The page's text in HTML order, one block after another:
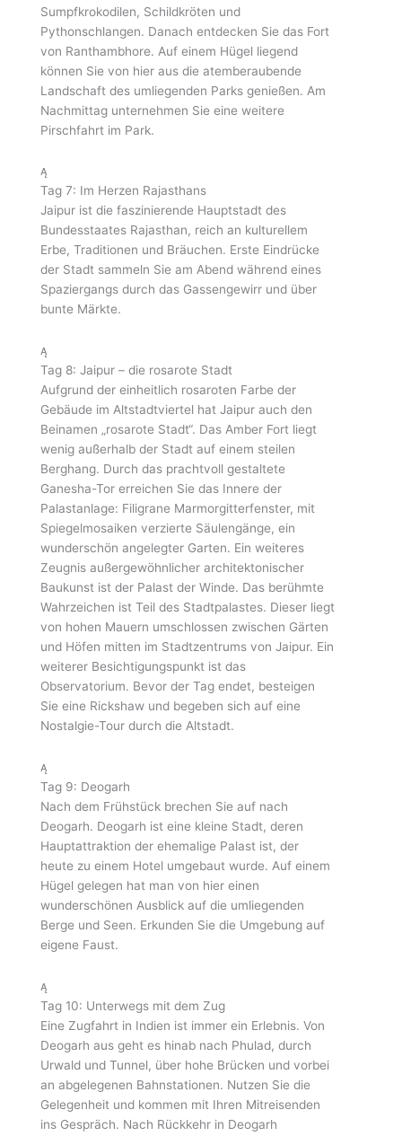
Sumpfkrokodilen, Schildkröten und
Pythonschlangen. Danach entdecken Sie das Fort
von Ranthambhore. Auf einem Hügel liegend
können Sie von hier aus die atemberaubende
Landschaft des umliegenden Parks genießen. Am
Nachmittag unternehmen Sie eine weitere
Pirschfahrt im Park.
Tag 7: Im Herzen Rajasthans
Jaipur ist die faszinierende Hauptstadt des
Bundesstaates Rajasthan, reich an kulturellem
Erbe, Traditionen und Bräuchen. Erste Eindrücke
der Stadt sammeln Sie am Abend während eines
Spaziergangs durch das Gassengewirr und über
bunte Märkte.
Tag 8: Jaipur – die rosarote Stadt
Aufgrund der einheitlich rosaroten Farbe der
Gebäude im Altstadtviertel hat Jaipur auch den
Beinamen „rosarote Stadt“. Das Amber Fort liegt
wenig außerhalb der Stadt auf einem steilen
Berghang. Durch das prachtvoll gestaltete
Ganesha-Tor erreichen Sie das Innere der
Palastanlage: Filigrane Marmorgitterfenster, mit
Spiegelmosaiken verzierte Säulengänge, ein
wunderschön angelegter Garten. Ein weiteres
Zeugnis außergewöhnlicher architektonischer
Baukunst ist der Palast der Winde. Das berühmte
Wahrzeichen ist Teil des Stadtpalastes. Dieser liegt
von hohen Mauern umschlossen zwischen Gärten
und Höfen mitten im Stadtzentrums von Jaipur. Ein
weiterer Besichtigungspunkt ist das
Observatorium. Bevor der Tag endet, besteigen
Sie eine Rickshaw und begeben sich auf eine
Nostalgie-Tour durch die Altstadt.
Tag 9: Deogarh
Nach dem Frühstück brechen Sie auf nach
Deogarh. Deogarh ist eine kleine Stadt, deren
Hauptattraktion der ehemalige Palast ist, der
heute zu einem Hotel umgebaut wurde. Auf einem
Hügel gelegen hat man von hier einen
wunderschönen Ausblick auf die umliegenden
Berge und Seen. Erkunden Sie die Umgebung auf
eigene Faust.
Tag 10: Unterwegs mit dem Zug
Eine Zugfahrt in Indien ist immer ein Erlebnis. Von
Deogarh aus geht es hinab nach Phulad, durch
Urwald und Tunnel, über hohe Brücken und vorbei
an abgelegenen Bahnstationen. Nutzen Sie die
Gelegenheit und kommen mit Ihren Mitreisenden
ins Gespräch. Nach Rückkehr in Deogarh